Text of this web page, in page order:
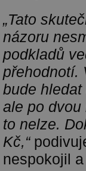
„Tato
názoru
podkladů
přehodnotí.
bude
ale po
to nelze.
Kč,“
nespokojil